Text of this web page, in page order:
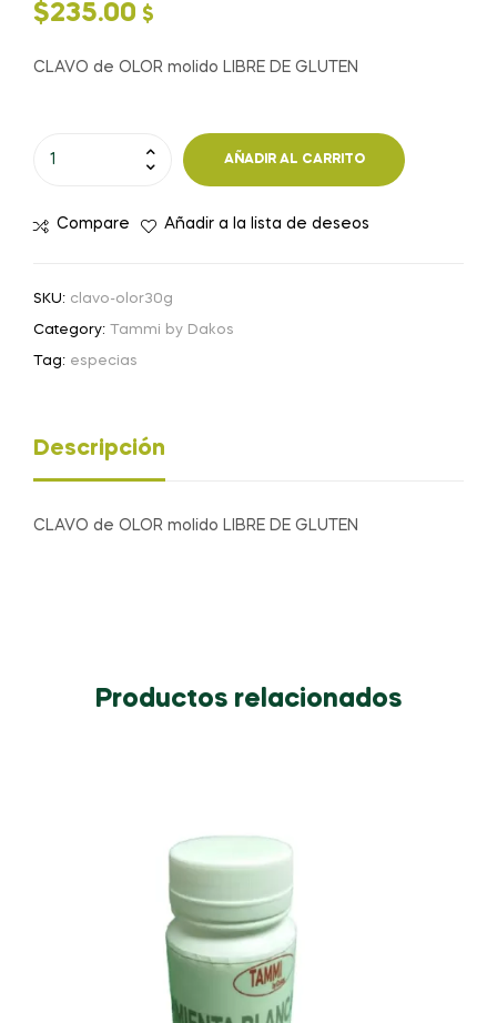
$235.00 $
CLAVO de OLOR molido LIBRE DE GLUTEN
molido
cantidad
AÑADIR AL CARRITO
Compare Añadir a la lista de deseos
SKU: clavo-olor30g
Category: Tammi by Dakos
Tag: especias
Descripción
CLAVO de OLOR molido LIBRE DE GLUTEN
Productos relacionados